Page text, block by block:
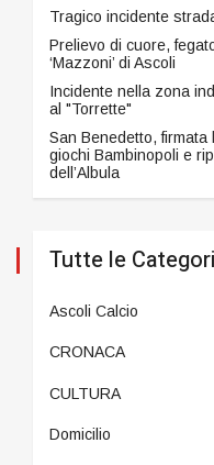
Tragico incidente
Prelievo di cuore,
‘Mazzoni’ di Ascoli
Incidente nella zona
al "Torrette"
San Benedetto,
giochi Bambinopoli e
dell’Albula
Tutte le
Ascoli Calcio
CRONACA
CULTURA
Domicilio